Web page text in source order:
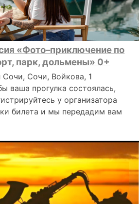
«Фото–приключение по
парк, дольмены» 0+
Сочи, Войкова, 1
ваша прогулка состоялась,
у организатора
билета и мы передадим вам